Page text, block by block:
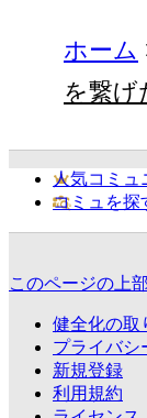
ホーム
を繋げ
人気コミュ
コミュを探
このページの上
健全化の取
プライバシ
新規登録
利用規約